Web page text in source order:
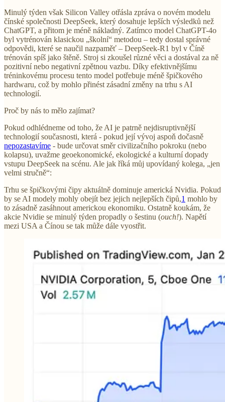
Minulý týden však Silicon Valley otřásla zpráva o novém modelu
čínské společnosti DeepSeek, který dosahuje lepších výsledků než
ChatGPT, a přitom je méně nákladný. Zatímco model ChatGPT-4o
byl vytrénován klasickou „školní“ metodou – tedy dostal správné
odpovědi, které se naučil nazpaměť – DeepSeek-R1 byl v Číně
trénován spíš jako štěně. Stroj si zkoušel různé věci a dostával za ně
pozitivní nebo negativní zpětnou vazbu. Díky efektivnějšímu
tréninkovému procesu tento model potřebuje méně špičkového
hardwaru, což by mohlo přinést zásadní změny na trhu s AI
technologií.
Proč by nás to mělo zajímat?
Pokud odhlédneme od toho, že AI je patrně nejdisruptivnější
technologií současnosti, která - pokud její vývoj aspoň dočasně
nepozastavíme - bude určovat směr civilizačního pokroku (nebo
kolapsu), uvažme geoekonomické, ekologické a kulturní dopady
vstupu DeepSeek na scénu. Ale jak říká můj upovídaný kolega, „jen
velmi stručně“:
Trhu se špičkovými čipy aktuálně dominuje americká Nvidia. Pokud
by se AI modely mohly obejít bez jejich nejlepších čipů,1 mohlo by
to zásadně zasáhnout americkou ekonomiku. Ostatně koukám, že
akcie Nvidie se minulý týden propadly o šestinu (ouch!). Napětí
mezi USA a Čínou se tak může dále vyostřit.